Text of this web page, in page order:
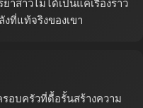
าสาวไม่ได้เป็นแค่เรื่องราว
ที่แท้จริงของเขา
อบครัวที่ดื้อรั้นสร้างความ